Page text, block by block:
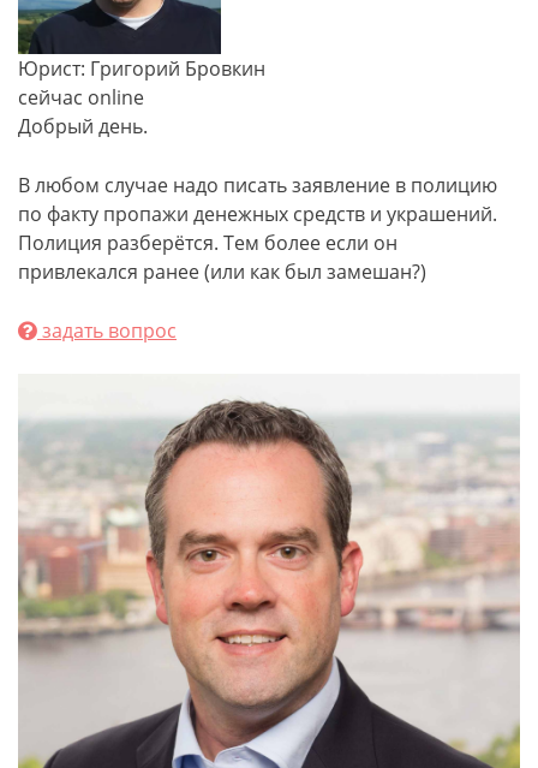
Юрист: Григорий Бровкин
сейчас online
Добрый день.
В любом случае надо писать заявление в полицию
по факту пропажи денежных средств и украшений.
Полиция разберётся. Тем более если он
привлекался ранее (или как был замешан?)
задать вопрос